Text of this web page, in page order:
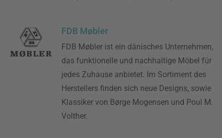
FDB Møbler
FDB Møbler ist ein dänisches Unternehmen,
das funktionelle und nachhaltige Möbel für
jedes Zuhause anbietet. Im Sortiment des
Herstellers finden sich neue Designs, sowie
Klassiker von Børge Mogensen und Poul M.
Volther.